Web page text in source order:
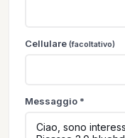
Cellulare (facoltativo)
Messaggio *